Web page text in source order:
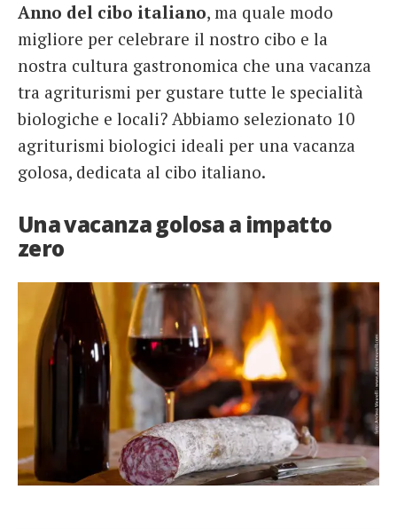
Anno del cibo italiano, ma quale modo
migliore per celebrare il nostro cibo e la
nostra cultura gastronomica che una vacanza
tra agriturismi per gustare tutte le specialità
biologiche e locali? Abbiamo selezionato 10
agriturismi biologici ideali per una vacanza
golosa, dedicata al cibo italiano.
Una vacanza golosa a impatto
zero